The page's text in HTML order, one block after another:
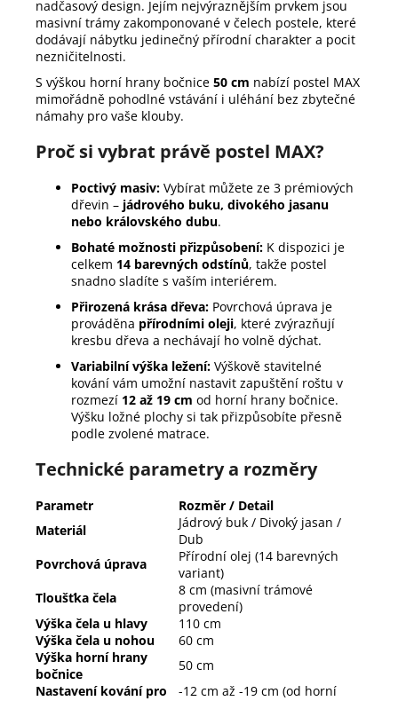
nadčasový design. Jejím nejvýraznějším prvkem jsou
masivní trámy zakomponované v čelech postele, které
dodávají nábytku jedinečný přírodní charakter a pocit
nezničitelnosti.
S výškou horní hrany bočnice 50 cm nabízí postel MAX
mimořádně pohodlné vstávání i uléhání bez zbytečné
námahy pro vaše klouby.
Proč si vybrat právě postel MAX?
Poctivý masiv: Vybírat můžete ze 3 prémiových
dřevin – jádrového buku, divokého jasanu
nebo královského dubu.
Bohaté možnosti přizpůsobení: K dispozici je
celkem 14 barevných odstínů, takže postel
snadno sladíte s vaším interiérem.
Přirozená krása dřeva: Povrchová úprava je
prováděna přírodními oleji, které zvýrazňují
kresbu dřeva a nechávají ho volně dýchat.
Variabilní výška ležení: Výškově stavitelné
kování vám umožní nastavit zapuštění roštu v
rozmezí 12 až 19 cm od horní hrany bočnice.
Výšku ložné plochy si tak přizpůsobíte přesně
podle zvolené matrace.
Technické parametry a rozměry
Parametr
Rozměr / Detail
Materiál
Jádrový buk / Divoký jasan /
Dub
Povrchová úprava
Přírodní olej (14 barevných
variant)
Tloušťka čela
8 cm (masivní trámové
provedení)
Výška čela u hlavy
110 cm
Výška čela u nohou
60 cm
Výška horní hrany
bočnice
50 cm
Nastavení kování pro
-12 cm až -19 cm (od horní